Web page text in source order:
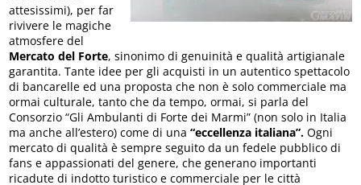
attesissimi), per far
rivivere le magiche
atmosfere del
Mercato del Forte, sinonimo di genuinità e qualità artigianale
garantita. Tante idee per gli acquisti in un autentico spettacolo
di bancarelle ed una proposta che non è solo commerciale ma
ormai culturale, tanto che da tempo, ormai, si parla del
Consorzio “Gli Ambulanti di Forte dei Marmi” (non solo in Italia
ma anche all’estero) come di una“eccellenza italiana”.Ogni
mercato di qualità è sempre seguito da un fedele pubblico di
fans e appassionati del genere, che generano importanti
ricadute di indotto turistico e commerciale per le città